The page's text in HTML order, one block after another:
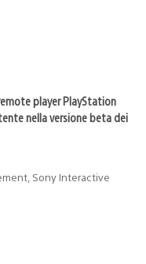
player PlayStation
nella versione beta dei
Sony Interactive